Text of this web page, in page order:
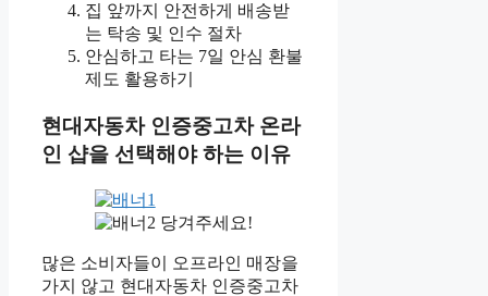
집 앞까지 안전하게 배송받
는 탁송 및 인수 절차
안심하고 타는 7일 안심 환불
제도 활용하기
현대자동차 인증중고차 온라
인 샵을 선택해야 하는 이유
당겨주세요!
많은 소비자들이 오프라인 매장을
가지 않고 현대자동차 인증중고차